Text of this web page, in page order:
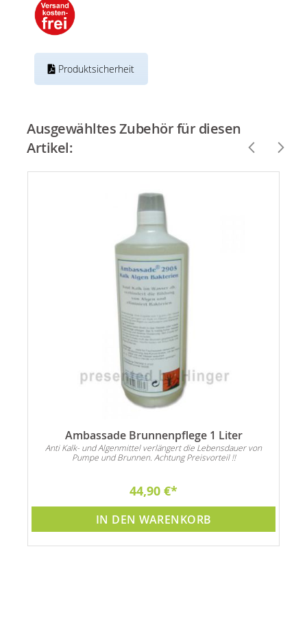
Produktsicherheit
Ausgewähltes Zubehör für diesen
Artikel:
Ambassade Brunnenpflege 1 Liter
Anti Kalk- und Algenmittel verlängert die Lebensdauer von
Pumpe und Brunnen. Achtung Preisvorteil !!
44,90 €
IN DEN WARENKORB